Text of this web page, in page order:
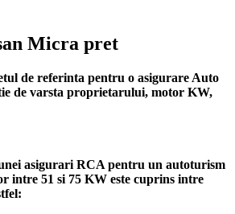
Micra pret
de referinta pentru o asigurare Auto
de varsta proprietarului, motor KW,
asigurari RCA pentru un autoturism
intre 51 si 75 KW este cuprins intre